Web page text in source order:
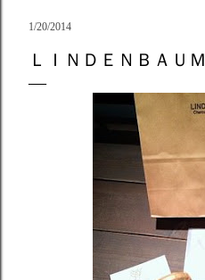
1/20/2014
ＬＩＮＤＥＮＢＡＵＭ